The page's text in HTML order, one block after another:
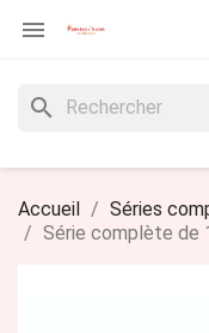

search
Accueil Séries
Série complète de